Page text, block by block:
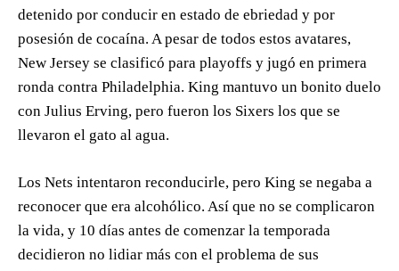
detenido por conducir en estado de ebriedad y por
posesión de cocaína. A pesar de todos estos avatares,
New Jersey se clasificó para playoffs y jugó en primera
ronda contra Philadelphia. King mantuvo un bonito duelo
con Julius Erving, pero fueron los Sixers los que se
llevaron el gato al agua.
Los Nets intentaron reconducirle, pero King se negaba a
reconocer que era alcohólico. Así que no se complicaron
la vida, y 10 días antes de comenzar la temporada
decidieron no lidiar más con el problema de sus